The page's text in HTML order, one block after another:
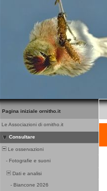
Pagina iniziale ornitho.it
Le Associazioni di ornitho.it
Consultare
Le osservazioni
- Fotografie e suoni
Dati e analisi
- Biancone 2026